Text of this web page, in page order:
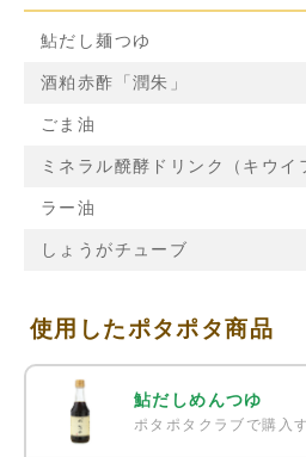
鮎だし麺つゆ
酒粕赤酢「潤朱」
ごま油
ミネラル醗酵ドリンク（キウイ
ラー油
しょうがチューブ
使用したポタポタ商品
鮎だしめんつゆ
ポタポタクラブで購入